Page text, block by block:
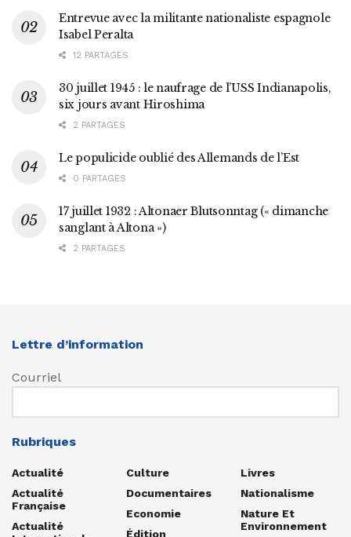
Entrevue avec la militante nationaliste espagnole
Isabel Peralta
12 PARTAGES
30 juillet 1945 : le naufrage de l’USS Indianapolis,
six jours avant Hiroshima
2 PARTAGES
Le populicide oublié des Allemands de l’Est
0 PARTAGES
17 juillet 1932 : Altonaer Blutsonntag (« dimanche
sanglant à Altona »)
2 PARTAGES
Lettre d’information
Courriel
Rubriques
Actualité
Actualité
Française
Actualité
Culture
Documentaires
Economie
Édition
Livres
Nationalisme
Nature Et
Environnement